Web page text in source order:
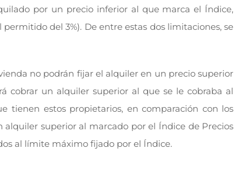
por un precio inferior al que marca el Índice,
del 3%). De entre estas dos limitaciones, se
no podrán fijar el alquiler en un precio superior
cobrar un alquiler superior al que se le cobraba al
tienen estos propietarios, en comparación con los
superior al marcado por el Índice de Precios
al límite máximo fijado por el Índice.